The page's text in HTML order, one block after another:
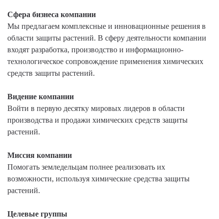
Сфера бизнеса компании
Мы предлагаем комплексные и инновационные решения в
области защиты растений. В сферу деятельности компании
входят разработка, производство и информационно-
технологическое сопровождение применения химических
средств защиты растений.
Видение компании
Войти в первую десятку мировых лидеров в области
производства и продажи химических средств защиты
растений.
Миссия компании
Помогать земледельцам полнее реализовать их
возможности, используя химические средства защиты
растений.
Целевые группы